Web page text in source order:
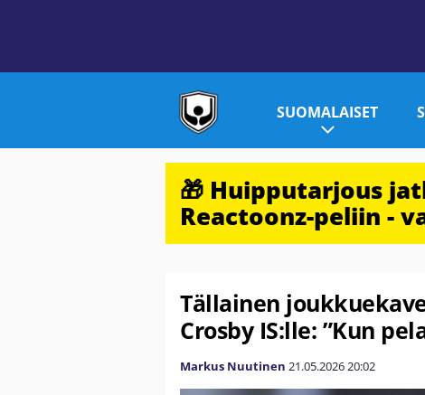
SUOMALAISET
🎁 Huipputarjous
Reactoonz-peliin -
Tällainen
Crosby IS:lle: ”Kun
Markus Nuutinen 21.05.202620:02